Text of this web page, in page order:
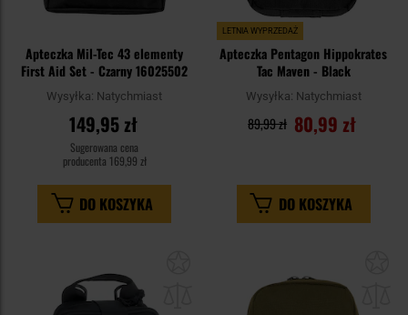
Apteczka Mil-Tec 43 elementy
First Aid Set - Czarny 16025502
Wysyłka: Natychmiast
149,95 zł
Sugerowana cena
producenta 169,99 zł
DO KOSZYKA
LETNIA WYPRZEDAŻ
Apteczka Pentagon Hippokrates
Tac Maven - Black
Wysyłka: Natychmiast
80,99 zł
89,99 zł
DO KOSZYKA
schowka